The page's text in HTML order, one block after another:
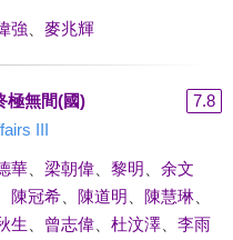
強 麥兆輝
極無間(國)
7.8
III
華、 梁朝偉、 黎明
余文
陳冠希、 陳道明 陳慧琳、
生
曾志偉、 杜汶澤、 李雨